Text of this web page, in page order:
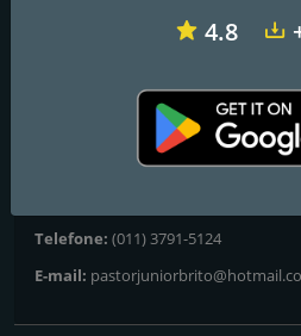
: Online
http://
Telefone: (011) 3791-5124
E-mail:
4.8